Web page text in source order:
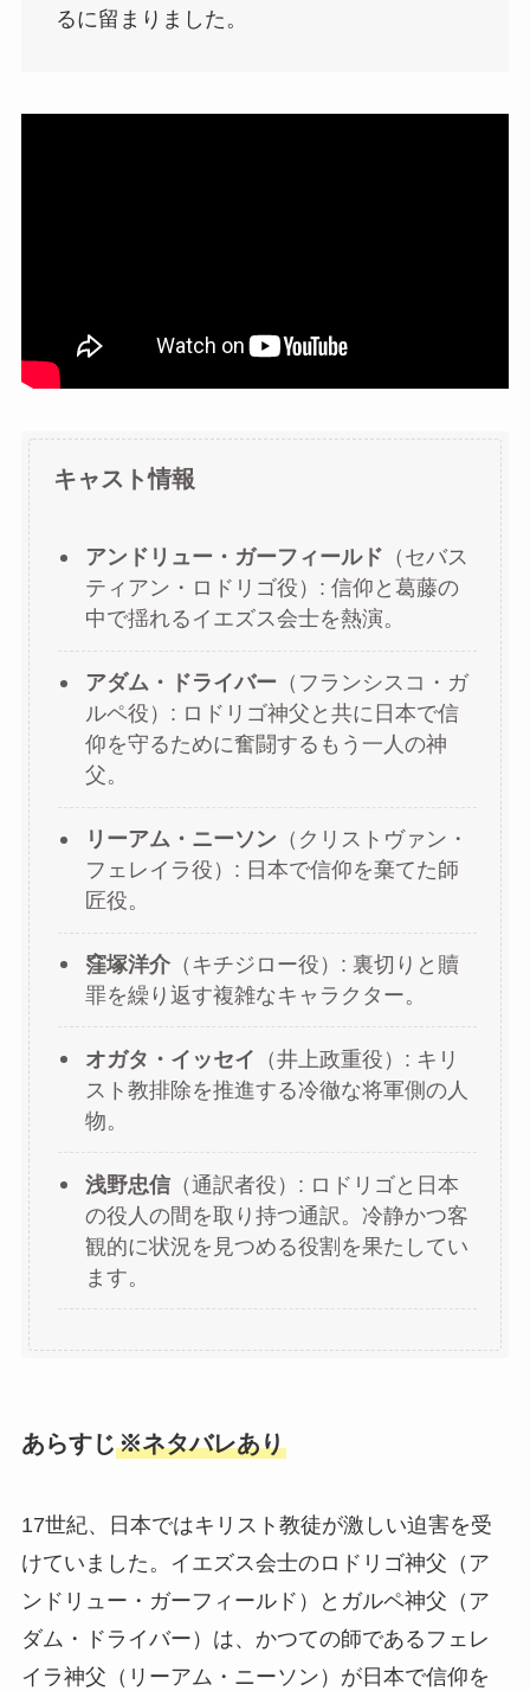
るに留まりました​。
キャスト情報
アンドリュー・ガーフィールド （セバス
ティアン・ロドリゴ役）: 信仰と葛藤の
中で揺れるイエズス会士を熱演。
アダム・ドライバー （フランシスコ・ガ
ルペ役）: ロドリゴ神父と共に日本で信
仰を守るために奮闘するもう一人の神
父。
リーアム・ニーソン （クリストヴァン・
フェレイラ役）: 日本で信仰を棄てた師
匠役。
窪塚洋介（キチジロー役）: 裏切りと贖
罪を繰り返す複雑なキャラクター​。
オガタ・イッセイ （井上政重役）: キリ
スト教排除を推進する冷徹な将軍側の人
物​。
浅野忠信（通訳者役）: ロドリゴと日本
の役人の間を取り持つ通訳。冷静かつ客
観的に状況を見つめる役割を果たしてい
ます​。
あらすじ※ネタバレあり
17世紀、日本ではキリスト教徒が激しい迫害を受
けていました。イエズス会士のロドリゴ神父（ア
ンドリュー・ガーフィールド）とガルペ神父（ア
ダム・ドライバー）は、かつての師であるフェレ
イラ神父（リーアム・ニーソン）が日本で信仰を